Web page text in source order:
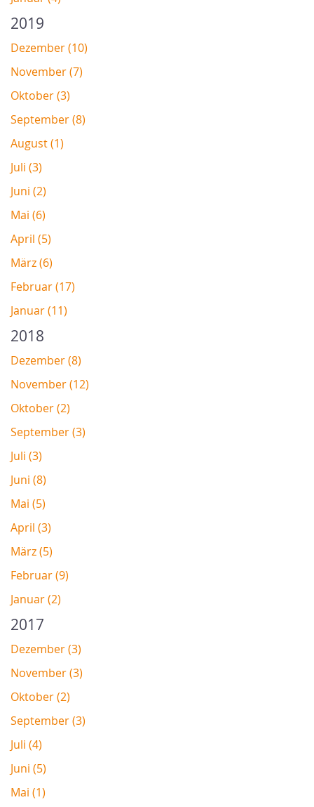
2019
Dezember (10)
November (7)
Oktober (3)
September (8)
August (1)
Juli (3)
Juni (2)
Mai (6)
April (5)
März (6)
Februar (17)
Januar (11)
2018
Dezember (8)
November (12)
Oktober (2)
September (3)
Juli (3)
Juni (8)
Mai (5)
April (3)
März (5)
Februar (9)
Januar (2)
2017
Dezember (3)
November (3)
Oktober (2)
September (3)
Juli (4)
Juni (5)
Mai (1)